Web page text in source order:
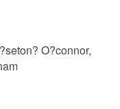
O?connor,